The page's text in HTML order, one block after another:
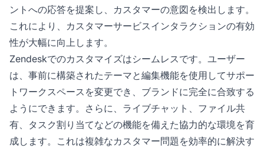
ントへの応答を提案し、カスタマーの意図を検出します。
これにより、カスタマーサービスインタラクションの有効
性が大幅に向上します。
Zendeskでのカスタマイズはシームレスです。ユーザー
は、事前に構築されたテーマと編集機能を使用してサポー
トワークスペースを変更でき、ブランドに完全に合致する
ようにできます。さらに、ライブチャット、ファイル共
有、タスク割り当てなどの機能を備えた協力的な環境を育
成します。これは複雑なカスタマー問題を効率的に解決す